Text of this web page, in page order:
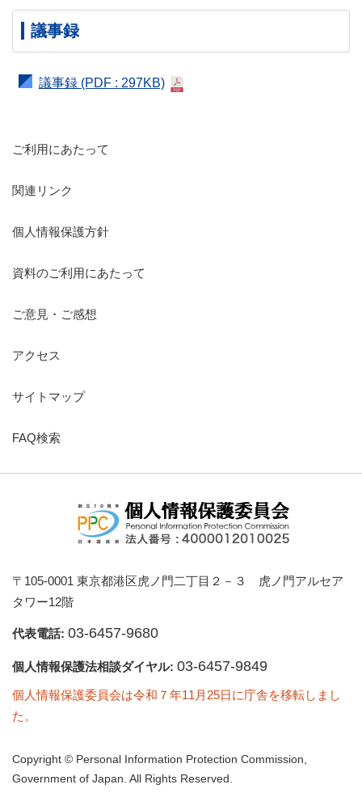
議事録
議事録 (PDF : 297KB)
ご利用にあたって
関連リンク
個人情報保護方針
資料のご利用にあたって
ご意見・ご感想
アクセス
サイトマップ
FAQ検索
〒105-0001 東京都港区虎ノ門二丁目２－３ 虎ノ門アルセア
タワー12階
代表電話: 03-6457-9680
個人情報保護法相談ダイヤル: 03-6457-9849
個人情報保護委員会は令和７年11月25日に庁舎を移転しまし
た。
Copyright © Personal Information Protection Commission,
Government of Japan. All Rights Reserved.